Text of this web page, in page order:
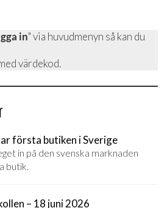
in" via huvudmenyn så kan du
värdekod.
första butiken i Sverige
in på den svenska marknaden
butik.
– 18 juni 2026